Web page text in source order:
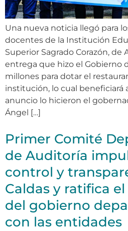
Una nueva noticia llegó para
docentes de la Institución
Superior Sagrado Corazón, de
entrega que hizo el Gobierno
millones para dotar el
institución, lo cual beneficiará
anuncio lo hicieron el
Ángel […]
Primer Comité
de Auditoría
control y
Caldas y ratifica
del gobierno
con las entidades